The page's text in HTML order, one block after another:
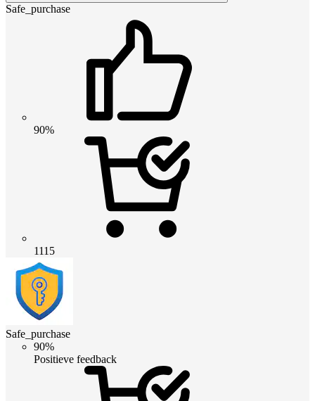
Safe_purchase
90%
1115
Safe_purchase
90%
Positieve feedback